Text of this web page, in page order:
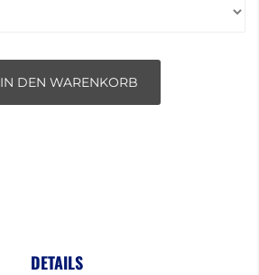
IN DEN WARENKORB
DETAILS